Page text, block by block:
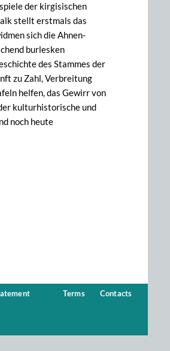
der kirgisischen
stellt erstmals das
sich die Ahnen-
burlesken
des Stammes der
zu Zahl, Verbreitung
helfen, das Gewirr von
kulturhistorische und
noch heute
Terms Contacts